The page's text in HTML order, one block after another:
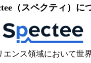
（スペクティ）に
エンス領域において世